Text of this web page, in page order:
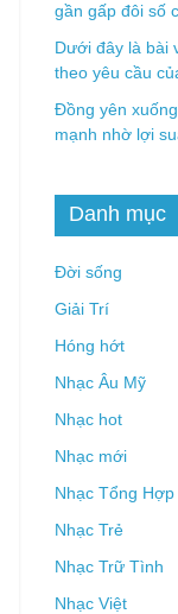
gần gấp đôi số
Dưới đây là bài
theo yêu cầu
Đồng yên
mạnh nhờ lợi
Danh mục
Đời sống
Giải Trí
Hóng hớt
Nhạc Âu Mỹ
Nhạc hot
Nhạc mới
Nhạc Tổng Hợp
Nhạc Trẻ
Nhạc Trữ Tình
Nhạc Việt